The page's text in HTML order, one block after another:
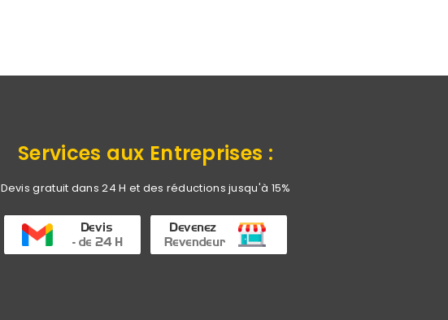
Services aux Entreprises :
Devis gratuit dans 24 H et des réductions jusqu'à 15%